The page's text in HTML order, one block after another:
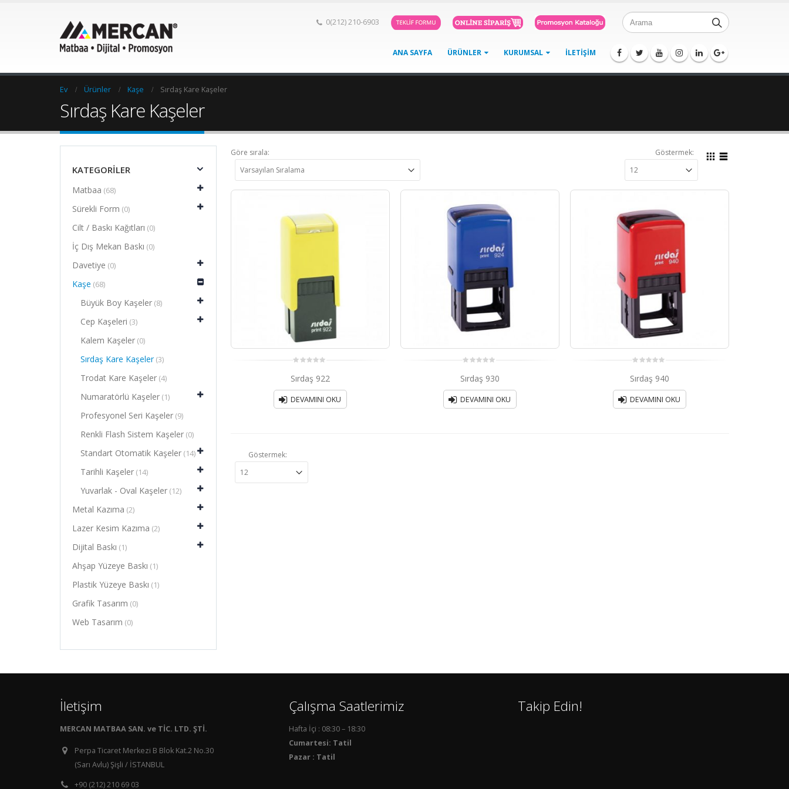
0(212) 210-6903
ANA SAYFA ÜRÜNLER KURUMSAL İLETIŞIM
Ev Ürünler Kaşe Sırdaş Kare Kaşeler
Sırdaş Kare Kaşeler
Göre sırala: Göstermek:
out
of
5
Sırdaş 922
DEVAMINI OKU
out
of
5
Sırdaş 930
DEVAMINI OKU
out
of
5
Sırdaş 940
DEVAMINI OKU
Göstermek:
KATEGORILER
Matbaa (68)
Sürekli Form (0)
Cilt / Baskı Kağıtları (0)
İç Dış Mekan Baskı (0)
Davetiye (0)
Kaşe (68)
Büyük Boy Kaşeler (8)
Cep Kaşeleri (3)
Kalem Kaşeler (0)
Sırdaş Kare Kaşeler (3)
Trodat Kare Kaşeler (4)
Numaratörlü Kaşeler (1)
Profesyonel Seri Kaşeler (9)
Renkli Flash Sistem Kaşeler (0)
Standart Otomatik Kaşeler (14)
Tarihli Kaşeler (14)
Yuvarlak - Oval Kaşeler (12)
Metal Kazıma (2)
Lazer Kesim Kazıma (2)
Dijital Baskı (1)
Ahşap Yüzeye Baskı (1)
Plastik Yüzeye Baskı (1)
Grafik Tasarım (0)
Web Tasarım (0)
İletişim
MERCAN MATBAA SAN. ve TİC. LTD. ŞTİ.
Perpa Ticaret Merkezi B Blok Kat.2 No.30
(Sarı Avlu) Şişli / İSTANBUL
+90 (212) 210 69 03
Çalışma Saatlerimiz
Hafta İçi : 08:30 – 18:30
Cumartesi: Tatil
Pazar : Tatil
Takip Edin!